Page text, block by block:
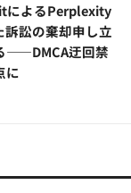
によるPerplexity
訟の棄却申し立
——DMCA迂回禁
に